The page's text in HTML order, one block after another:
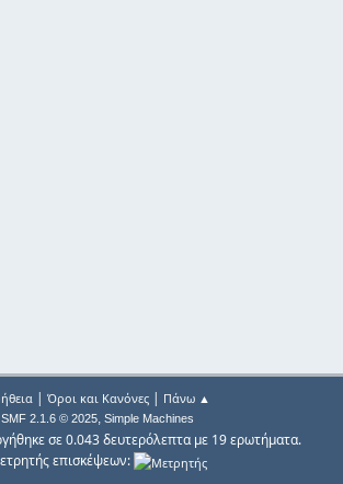
| Όροι και Κανόνες| Πάνω ▲
SMF 2.1.6 © 2025, Simple Machines
σε 0.043 δευτερόλεπτα με 19 ερωτήματα.
επισκέψεων: